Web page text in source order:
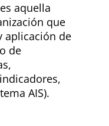
aquella
que
aplicación de
de
AIS).